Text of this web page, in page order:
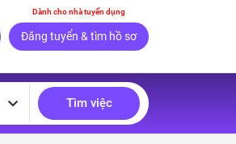
Dành cho nhà tuyển dụng
Đăng tuyển & tìm hồ sơ
Tìm việc